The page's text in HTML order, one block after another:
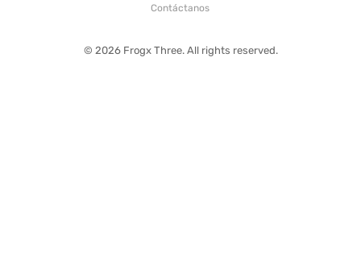
Contáctanos
© 2026 Frogx Three. All rights reserved.